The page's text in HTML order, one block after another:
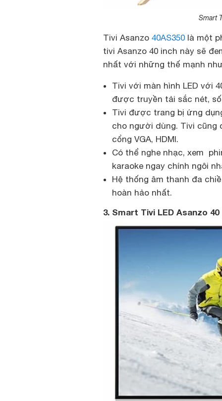
Smart
Tivi Asanzo 40AS350 là một
tivi Asanzo 40 inch này sẽ
nhất với những thế mạnh
Tivi với màn hình LED với
được truyền tải sắc nét,
Tivi được trang bị ứng
cho người dùng. Tivi cũng
cổng VGA, HDMI.
Có thể nghe nhạc, xem
karaoke ngay chính ngôi
Hệ thống âm thanh đa
hoàn hảo nhất.
3. Smart Tivi LED Asanzo 40